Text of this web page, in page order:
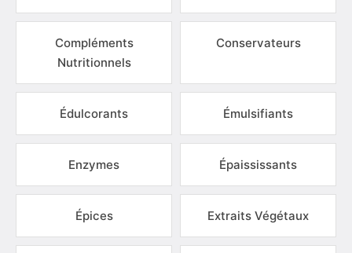
Compléments
Nutritionnels
Conservateurs
Édulcorants Émulsifiants
Enzymes Épaississants
Épices Extraits Végétaux